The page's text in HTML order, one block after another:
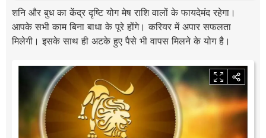
शनि और बुध का केंद्र दृष्टि योग मेष राशि वालों के फायदेमंद रहेगा।
आपके सभी काम बिना बाधा के पूरे होंगे। करियर में अपार सफलता
मिलेगी। इसके साथ ही अटके हुए पैसे भी वापस मिलने के योग है।